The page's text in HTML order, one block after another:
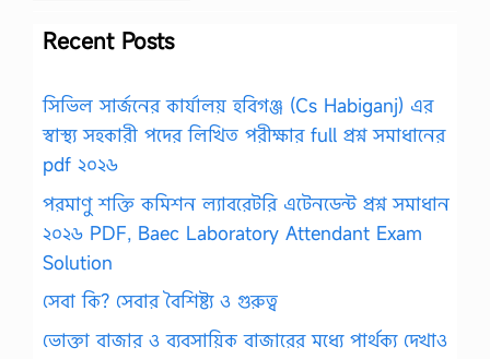
Recent Posts
সিভিল সার্জনের কার্যালয় হবিগঞ্জ (Cs Habiganj) এর
স্বাস্থ্য সহকারী পদের লিখিত পরীক্ষার full প্রশ্ন সমাধানের
pdf ২০২৬
পরমাণু শক্তি কমিশন ল্যাবরেটরি এটেনডেন্ট প্রশ্ন সমাধান
২০২৬ PDF, Baec Laboratory Attendant Exam
Solution
সেবা কি? সেবার বৈশিষ্ট্য ও গুরুত্ব
ভোক্তা বাজার ও ব্যবসায়িক বাজারের মধ্যে পার্থক্য দেখাও